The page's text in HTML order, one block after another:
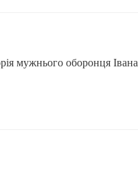
мужнього оборонця Івана